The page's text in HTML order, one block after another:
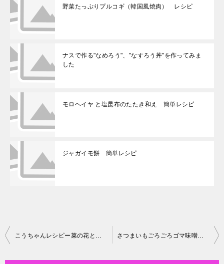
野菜たっぷりプルコギ（韓国風焼肉） レシピ
ナスで作る"なめろう"、"なすろう丼"を作ってみま
した
モロヘイヤ と塩昆布のたたき和え 簡単レシピ
ジャガイモ餅 簡単レシピ
投
こうちゃんレシピー菜の花とベーコンのピラフ風 さつまいもごろごろゴマ味噌汁 簡単レシピ